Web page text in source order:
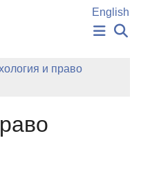
English
и право